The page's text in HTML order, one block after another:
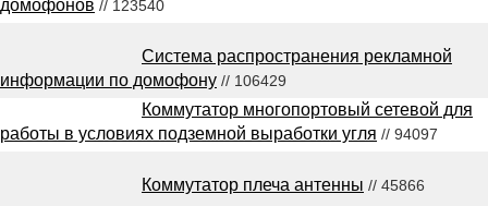
домофонов // 123540
Система распространения рекламной
информации по домофону // 106429
Коммутатор многопортовый сетевой для
работы в условиях подземной выработки угля // 94097
Коммутатор плеча антенны // 45866